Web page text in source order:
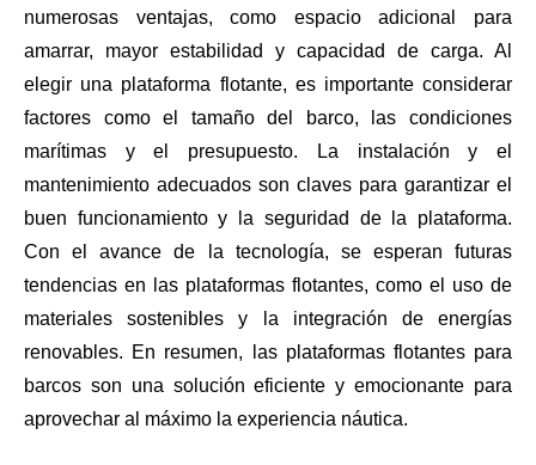
numerosas ventajas, como espacio adicional para
amarrar, mayor estabilidad y capacidad de carga. Al
elegir una plataforma flotante, es importante considerar
factores como el tamaño del barco, las condiciones
marítimas y el presupuesto. La instalación y el
mantenimiento adecuados son claves para garantizar el
buen funcionamiento y la seguridad de la plataforma.
Con el avance de la tecnología, se esperan futuras
tendencias en las plataformas flotantes, como el uso de
materiales sostenibles y la integración de energías
renovables. En resumen, las plataformas flotantes para
barcos son una solución eficiente y emocionante para
aprovechar al máximo la experiencia náutica.